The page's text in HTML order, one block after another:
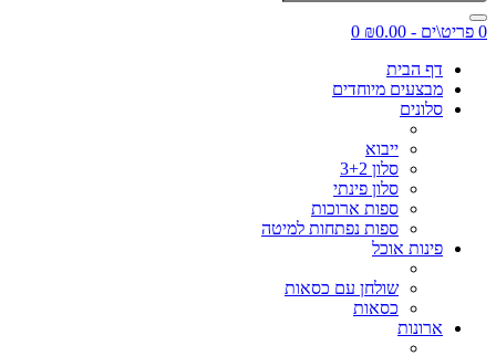
0 פריט\ים - ₪0.00
0
דף הבית
מבצעים מיוחדים
סלונים
ייבוא
סלון 3+2
סלון פינתי
ספות ארוכות
ספות נפתחות למיטה
פינות אוכל
שולחן עם כסאות
כסאות
ארונות